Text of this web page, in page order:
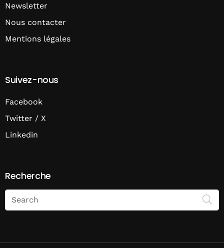
Newsletter
Nous contacter
Mentions légales
Suivez-nous
Facebook
Twitter / X
Linkedin
Recherche
Search
on
Economie